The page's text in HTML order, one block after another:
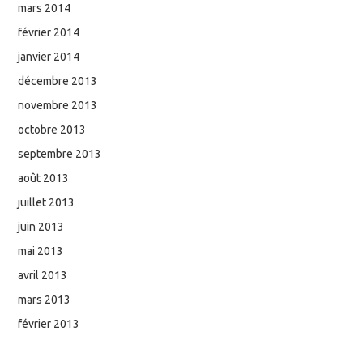
mars 2014
février 2014
janvier 2014
décembre 2013
novembre 2013
octobre 2013
septembre 2013
août 2013
juillet 2013
juin 2013
mai 2013
avril 2013
mars 2013
février 2013